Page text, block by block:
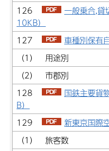
126
一般乗合,貸
10KB）
127
車種別保有
（1） 用途別
（2） 市郡別
128
国鉄主要貨
B）
129
新東京国際
（1） 旅客数